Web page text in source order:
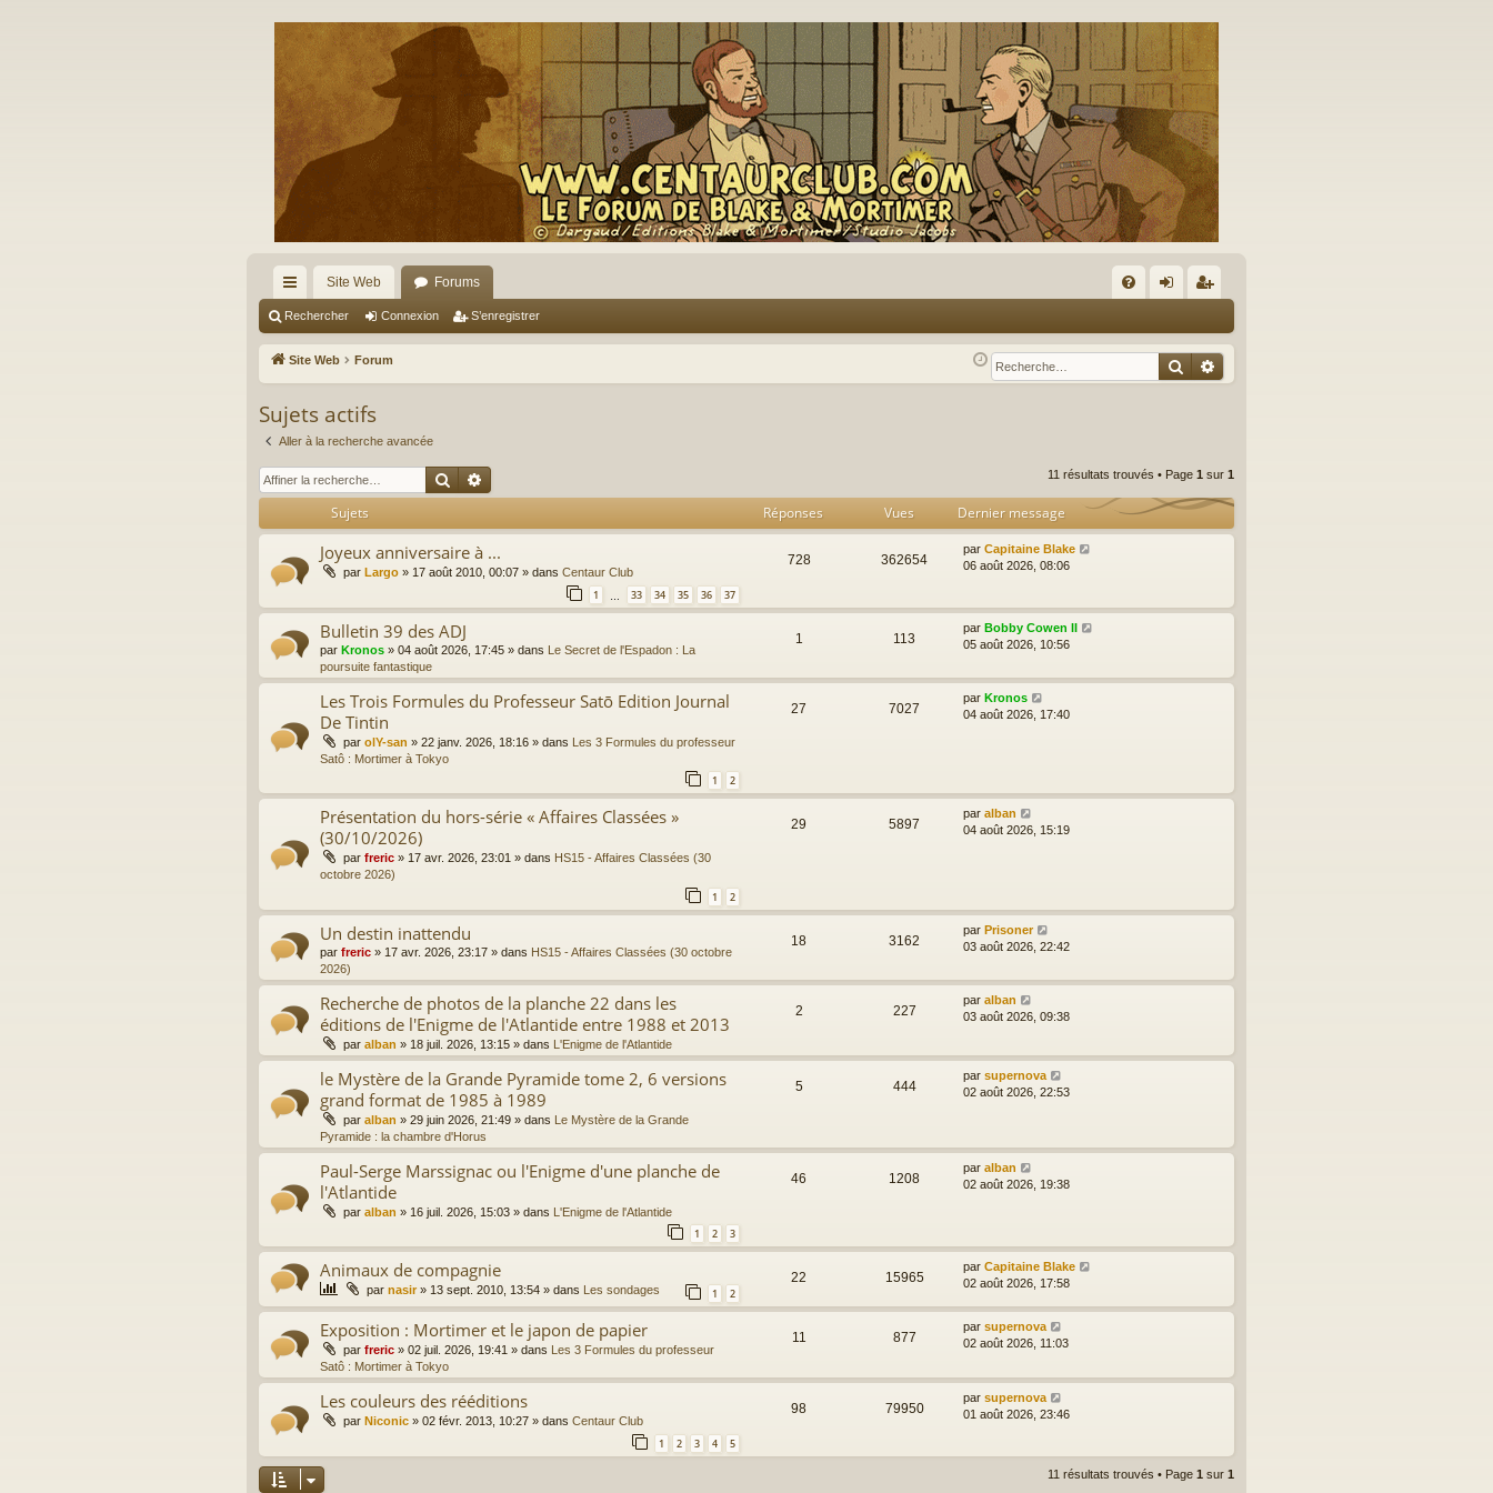
cc
ès
ra
pi
de
Site Web Forums
Q ne
xi
nr
eg
r
Rechercher Connexion S’enregistrer
Site Web Forum Rechercher
Recherche avancée
Sujets actifs
Aller à la recherche avancée
Rechercher 11 résultats trouvés • Page 1 sur 1
Sujets Réponses Vues Dernier message
Joyeux anniversaire à ...
par Largo » 17 août 2010, 00:07 » dans Centaur Club
1 33 34 35 36 37
728 362654
par Capitaine Blake
06 août 2026, 08:06
Bulletin 39 des ADJ
par Kronos » 04 août 2026, 17:45 » dans Le Secret de l'Espadon : La
poursuite fantastique
1 113
par Bobby Cowen II
05 août 2026, 10:56
Les Trois Formules du Professeur Satō Edition Journal
De Tintin
par olY-san » 22 janv. 2026, 18:16 » dans Les 3 Formules du professeur
Satô : Mortimer à Tokyo
1 2
27 7027
par Kronos
04 août 2026, 17:40
Présentation du hors-série « Affaires Classées »
(30/10/2026)
par freric » 17 avr. 2026, 23:01 » dans HS15 - Affaires Classées (30
octobre 2026)
1 2
29 5897
par alban
04 août 2026, 15:19
Un destin inattendu
par freric » 17 avr. 2026, 23:17 » dans HS15 - Affaires Classées (30 octobre
2026)
18 3162
par Prisoner
03 août 2026, 22:42
Recherche de photos de la planche 22 dans les
éditions de l'Enigme de l'Atlantide entre 1988 et 2013
par alban » 18 juil. 2026, 13:15 » dans L'Enigme de l'Atlantide
2 227
par alban
03 août 2026, 09:38
le Mystère de la Grande Pyramide tome 2, 6 versions
grand format de 1985 à 1989
par alban » 29 juin 2026, 21:49 » dans Le Mystère de la Grande
Pyramide : la chambre d'Horus
5 444
par supernova
02 août 2026, 22:53
Paul-Serge Marssignac ou l'Enigme d'une planche de
l'Atlantide
par alban » 16 juil. 2026, 15:03 » dans L'Enigme de l'Atlantide
1 2 3
46 1208
par alban
02 août 2026, 19:38
Animaux de compagnie
par nasir» 13 sept. 2010, 13:54 » dans Les sondages 1 2
22 15965
par Capitaine Blake
02 août 2026, 17:58
Exposition : Mortimer et le japon de papier
par freric » 02 juil. 2026, 19:41 » dans Les 3 Formules du professeur
Satô : Mortimer à Tokyo
11 877
par supernova
02 août 2026, 11:03
Les couleurs des rééditions
par Niconic » 02 févr. 2013, 10:27 » dans Centaur Club
1 2 3 4 5
98 79950
par supernova
01 août 2026, 23:46
11 résultats trouvés • Page 1 sur 1